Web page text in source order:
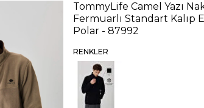
TommyLife Camel Yazı
Fermuarlı Standart Kalıp
Polar - 87992
RENKLER